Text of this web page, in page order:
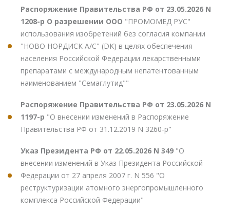
Распоряжение Правительства РФ от 23.05.2026 N
1208-р О разрешении ООО "ПРОМОМЕД РУС"
использования изобретений без согласия компании
"НОВО НОРДИСК А/С" (DK) в целях обеспечения
населения Российской Федерации лекарственными
препаратами с международным непатентованным
наименованием "Семаглутид""
Распоряжение Правительства РФ от 23.05.2026 N
1197-р "О внесении изменений в Распоряжение
Правительства РФ от 31.12.2019 N 3260-р"
Указ Президента РФ от 22.05.2026 N 349 "О
внесении изменений в Указ Президента Российской
Федерации от 27 апреля 2007 г. N 556 "О
реструктуризации атомного энергопромышленного
комплекса Российской Федерации"